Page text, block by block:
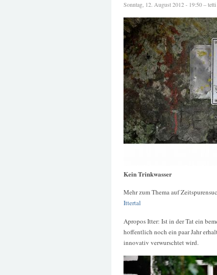
Sonntag, 12. August 2012 - 19:50 – tetti
Kein Trinkwasser
Mehr zum Thema auf
Ittertal
Apropos Itter: Ist in der Tat ein
hoffentlich noch ein paar Jahr
innovativ verwurschtet wird.